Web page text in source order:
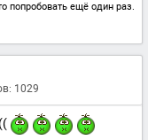
попробовать ещё один раз.
1029